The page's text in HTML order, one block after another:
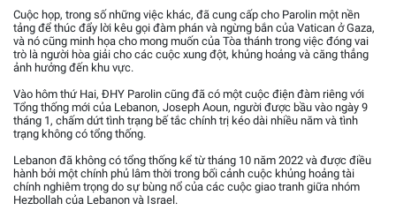
Cuộc họp, trong số những việc khác, đã cung cấp cho Parolin một nền
tảng để thúc đẩy lời kêu gọi đàm phán và ngừng bắn của Vatican ở Gaza,
và nó cũng minh họa cho mong muốn của Tòa thánh trong việc đóng vai
trò là người hòa giải cho các cuộc xung đột, khủng hoảng và căng thẳng
ảnh hưởng đến khu vực.
Vào hôm thứ Hai, ĐHY Parolin cũng đã có một cuộc điện đàm riêng với
Tổng thống mới của Lebanon, Joseph Aoun, người được bầu vào ngày 9
tháng 1, chấm dứt tình trạng bế tắc chính trị kéo dài nhiều năm và tình
trạng không có tổng thống.
Lebanon đã không có tổng thống kể từ tháng 10 năm 2022 và được điều
hành bởi một chính phủ lâm thời trong bối cảnh cuộc khủng hoảng tài
chính nghiêm trọng do sự bùng nổ của các cuộc giao tranh giữa nhóm
Hezbollah của Lebanon và Israel.